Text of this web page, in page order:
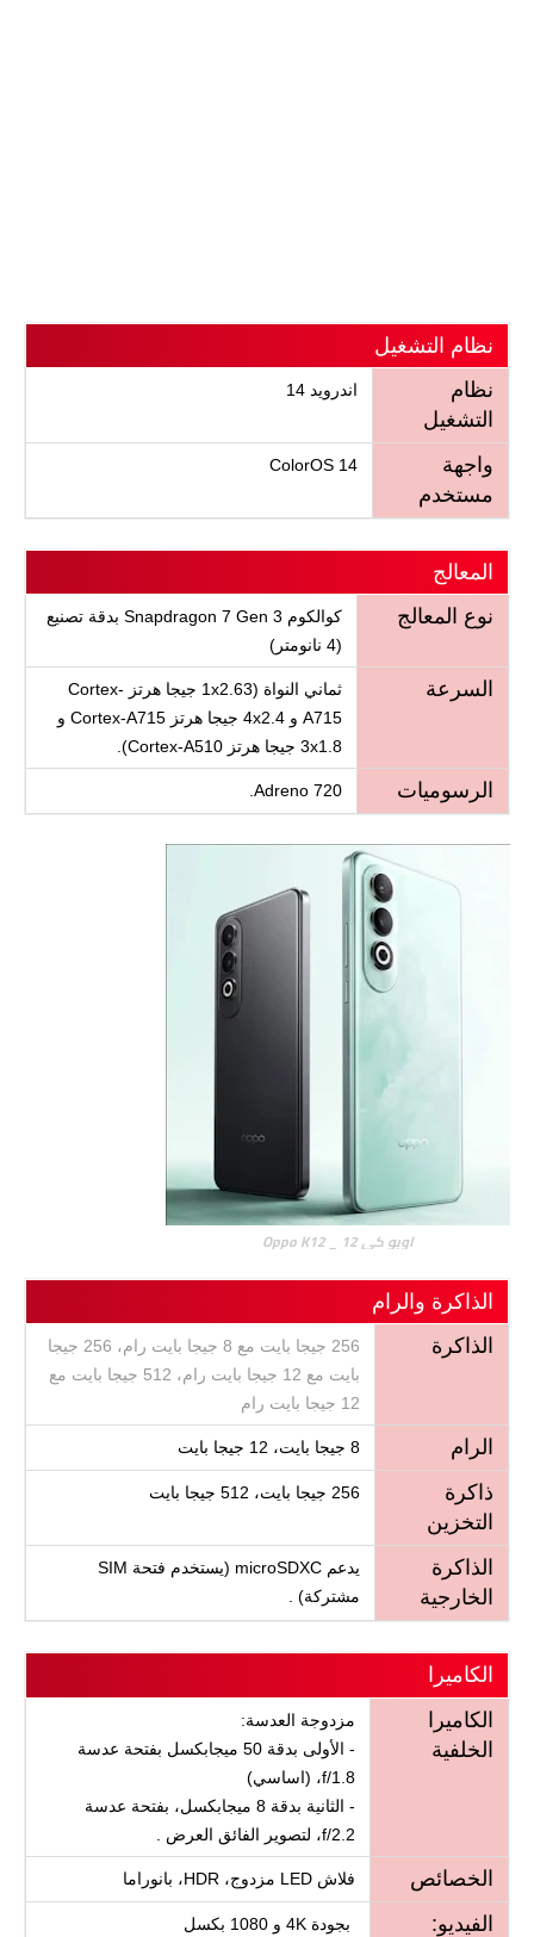
نظام التشغيل
نظام
التشغيل
اندرويد 14
واجهة
مستخدم
ColorOS 14
المعالج
نوع المعالج
كوالكوم Snapdragon 7 Gen 3 بدقة تصنيع
(4 نانومتر)
السرعة
ثماني النواة (1x2.63 جيجا هرتز Cortex-
A715 و 4x2.4 جيجا هرتز Cortex-A715 و
3x1.8 جيجا هرتز Cortex-A510).
الرسوميات Adreno 720.
اوبو كي 12 _ Oppo K12
الذاكرة والرام
الذاكرة
256 جيجا بايت مع 8 جيجا بايت رام، 256 جيجا
بايت مع 12 جيجا بايت رام، 512 جيجا بايت مع
12 جيجا بايت رام
الرام 8 جيجا بايت، 12 جيجا بايت
ذاكرة
التخزين
256 جيجا بايت، 512 جيجا بايت
الذاكرة
الخارجية
يدعم microSDXC (يستخدم فتحة SIM
مشتركة) .
الكاميرا
الكاميرا
الخلفية
مزدوجة العدسة:
- الأولى بدقة 50 ميجابكسل بفتحة عدسة
f/1.8، (اساسي)
- الثانية بدقة 8 ميجابكسل، بفتحة عدسة
f/2.2، لتصوير الفائق العرض .
الخصائص فلاش LED مزدوج، HDR، بانوراما
الفيديو: بجودة 4K و 1080 بكسل